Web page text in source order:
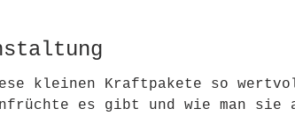
kleinen Kraftpakete so
es gibt und wie man sie